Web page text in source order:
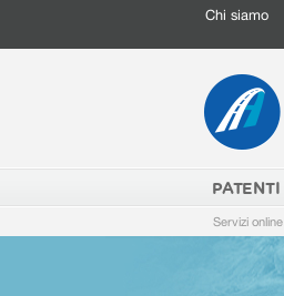
Chi siamo
PATENTI
Servizi online